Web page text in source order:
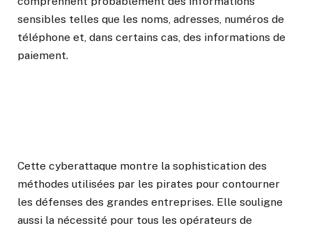
sensibles telles que les noms, adresses, numéros de
téléphone et, dans certains cas, des informations de
paiement.
Cette cyberattaque montre la sophistication des
méthodes utilisées par les pirates pour contourner
les défenses des grandes entreprises. Elle souligne
aussi la nécessité pour tous les opérateurs de